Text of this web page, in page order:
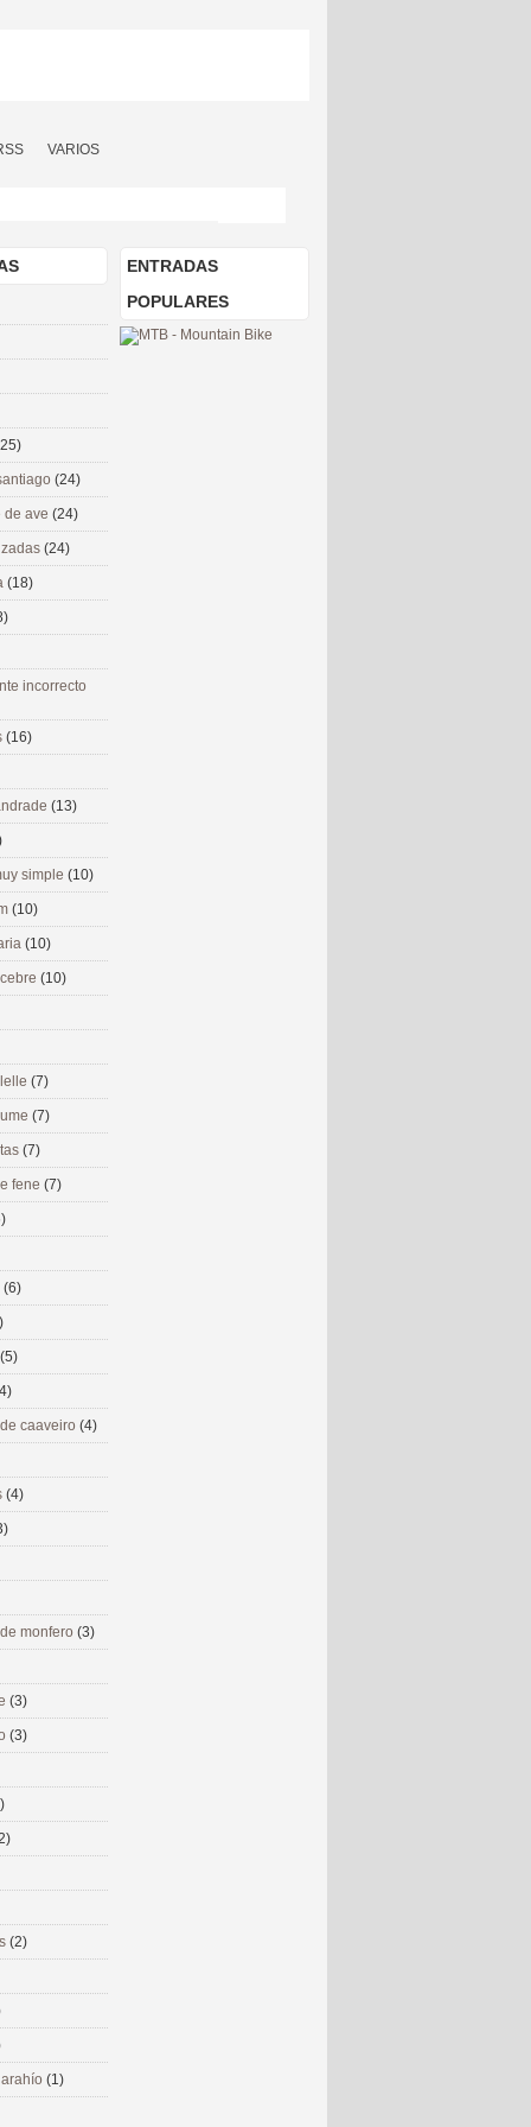
VARIOS
ENTRADAS
POPULARES
(24)
de ave (24)
(24)
(18)
incorrecto
(16)
(13)
simple (10)
(10)
(10)
(10)
(7)
(7)
(7)
fene (7)
(6)
(5)
caaveiro (4)
(4)
monfero (3)
(3)
(3)
(2)
(1)